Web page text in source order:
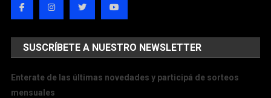
SUSCRÍBETE A NUESTRO NEWSLETTER
Enterate de las últimas novedades y participá de sorteos
mensuales